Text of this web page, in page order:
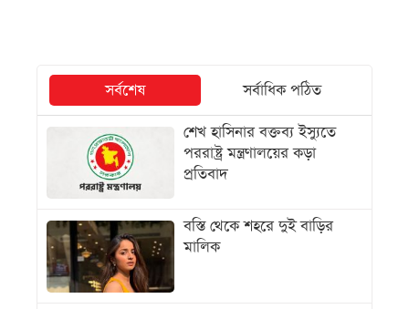
সর্বশেষ
সর্বাধিক পঠিত
শেখ হাসিনার বক্তব্য ইস্যুতে
পররাষ্ট্র মন্ত্রণালয়ের কড়া
প্রতিবাদ
বস্তি থেকে শহরে দুই বাড়ির
মালিক